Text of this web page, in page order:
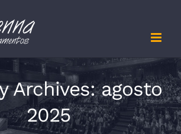
Archives:agosto
2025